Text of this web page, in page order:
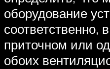
оборудование
соответственно,
приточном или
обоих